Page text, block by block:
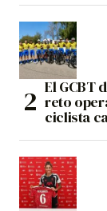
El GCBT
reto
ciclista